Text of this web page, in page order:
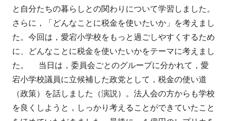
と自分たちの暮らしとの関わりについて学習しました。
さらに，「どんなことに税金を使いたいか」を考えまし
た。今回は，愛宕小学校をもっと過ごしやすくするため
に、どんなことに税金を使いたいかをテーマに考えまし
た。 当日は，委員会ごとのグループに分かれて，愛
宕小学校議員に立候補した政党として，税金の使い道
（政策）を話しました（演説）。法人会の方からも学校
を良くしようと，しっかり考えることができていたこと